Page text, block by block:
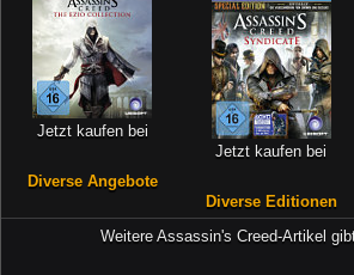
Jetzt kaufen bei
Diverse Angebote
Jetzt kaufen bei
Diverse Editionen
Weitere Assassin's Creed-Artikel